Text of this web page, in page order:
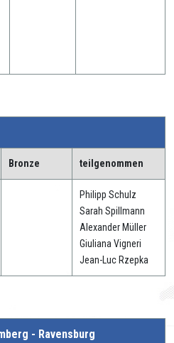
Bronze teilgenommen
Philipp Schulz
Sarah Spillmann
Alexander Müller
Giuliana Vigneri
Jean-Luc Rzepka
- Ravensburg